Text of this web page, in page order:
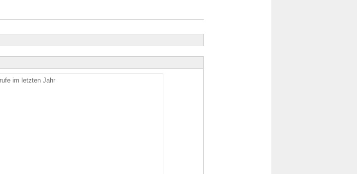
im letzten Jahr